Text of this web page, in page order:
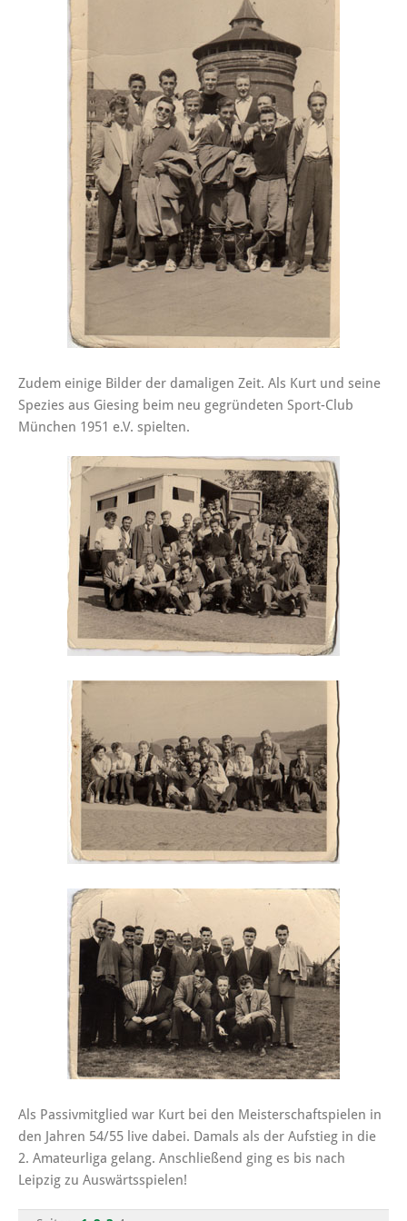
Zudem einige Bilder der damaligen Zeit. Als Kurt und seine
Spezies aus Giesing beim neu gegründeten Sport-Club
München 1951 e.V. spielten.
Als Passivmitglied war Kurt bei den Meisterschaftspielen in
den Jahren 54/55 live dabei. Damals als der Aufstieg in die
2. Amateurliga gelang. Anschließend ging es bis nach
Leipzig zu Auswärtsspielen!